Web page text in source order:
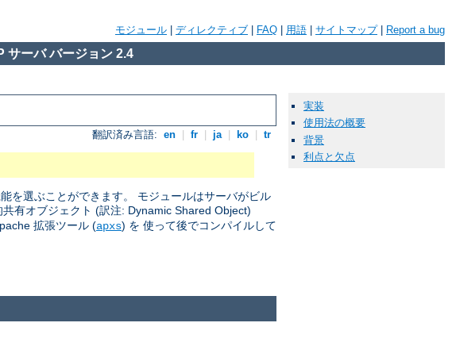
モジュール ディレクティブ FAQ 用語 サイトマップ| Report a bug
サーバ バージョン 2.4
翻訳済み言語: en fr ja ko tr
を選ぶことができます。 モジュールはサーバがビル
有オブジェクト (訳注: Dynamic Shared Object)
拡張ツール (apxs) を 使って後でコンパイルして
実装
使用法の概要
背景
利点と欠点